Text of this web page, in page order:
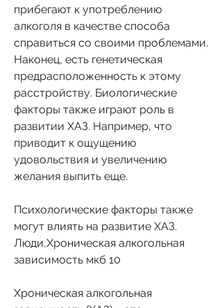
прибегают к употреблению
алкоголя в качестве способа
справиться со своими проблемами.
Наконец, есть генетическая
предрасположенность к этому
расстройству. Биологические
факторы также играют роль в
развитии ХАЗ. Например, что
приводит к ощущению
удовольствия и увеличению
желания выпить еще.
Психологические факторы также
могут влиять на развитие ХАЗ.
Люди,Хроническая алкогольная
зависимость мкб 10
Хроническая алкогольная